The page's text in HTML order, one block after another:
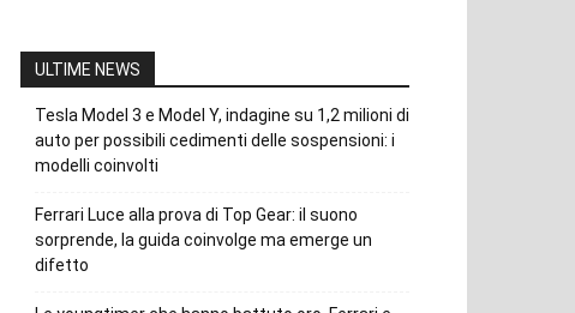
ULTIME NEWS
Tesla Model 3 e Model Y, indagine su 1,2 milioni di
auto per possibili cedimenti delle sospensioni: i
modelli coinvolti
Ferrari Luce alla prova di Top Gear: il suono
sorprende, la guida coinvolge ma emerge un
difetto